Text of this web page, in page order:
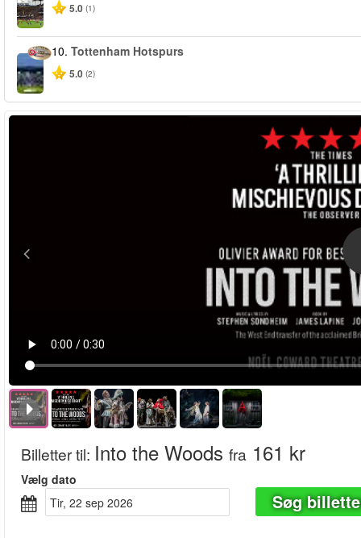
5.0 (1)
10. Tottenham Hotspurs
5.0 (2)
Billetter til: Into the Woods fra 161 kr
Vælg dato
tir, 22 sep 2026
Søg